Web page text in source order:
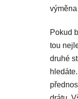
Pokud
tou
druhé